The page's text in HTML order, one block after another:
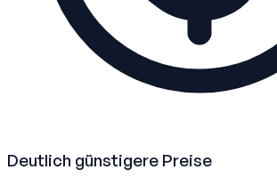
Deutlich günstigere Preise